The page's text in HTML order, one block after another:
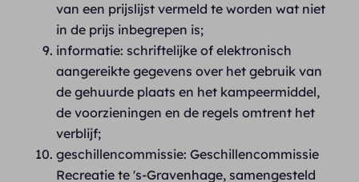
van een prijslijst vermeld te worden wat niet
in de prijs inbegrepen is;
informatie: schriftelijke of elektronisch
aangereikte gegevens over het gebruik van
de gehuurde plaats en het kampeermiddel,
de voorzieningen en de regels omtrent het
verblijf;
geschillencommissie: Geschillencommissie
Recreatie te 's-Gravenhage, samengesteld